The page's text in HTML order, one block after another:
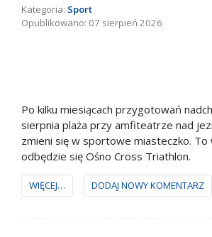
Kategoria: Sport
07 sierpień 2026
Po kilku miesiącach przygotowań
sierpnia plaża przy amfiteatrze nad
zmieni się w sportowe miasteczko. To
odbędzie się Ośno Cross Triathlon.
WIĘCEJ… DODAJ NOWY KOMENTARZ